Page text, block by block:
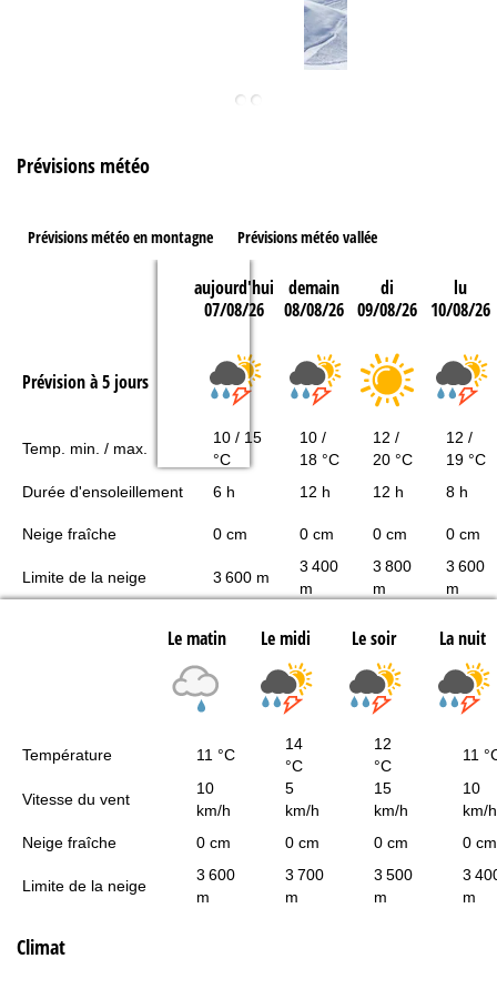
Prévisions météo
Prévisions météo en montagne Prévisions météo vallée
aujourd'hui
07/08/26
demain
08/08/26
di
09/08/26
lu
10/08/26
Prévision à 5 jours
Temp. min. / max.
10 / 15
°C
10 /
18 °C
12 /
20 °C
12 /
19 °C
Durée d'ensoleillement
6 h 12 h 12 h 8 h
Neige fraîche 0 cm 0 cm 0 cm 0 cm
Limite de la neige 3 600 m
3 400
m
3 800
m
3 600
m
Le matin Le midi Le soir La nuit
Température 11 °C
14
°C
12
°C
11
Vitesse du vent
10
km/h
5
km/h
15
km/h
10
km/h
Neige fraîche
0 cm 0 cm 0 cm 0 cm
Limite de la neige
3 600
m
3 700
m
3 500
m
3
m
Climat